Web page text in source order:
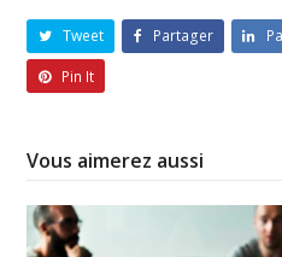
Tweet Partager
Pin It
Vous aimerez aussi